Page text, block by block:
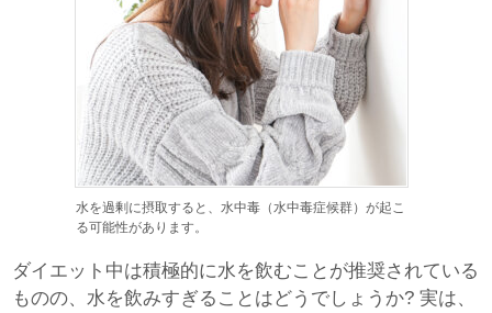
水を過剰に摂取すると、水中毒（水中毒症候群）が起こ
る可能性があります。
ダイエット中は積極的に水を飲むことが推奨されている
ものの、水を飲みすぎることはどうでしょうか? 実は、